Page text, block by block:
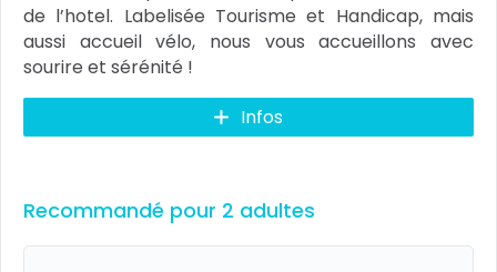
de l’hotel. Labelisée Tourisme et Handicap, mais
aussi accueil vélo, nous vous accueillons avec
sourire et sérénité !
Infos
Recommandé pour 2 adultes